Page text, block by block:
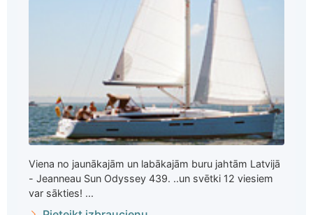
Viena no jaunākajām un labākajām buru jahtām Latvijā
- Jeanneau Sun Odyssey 439. ..un svētki 12 viesiem
var sākties! ...